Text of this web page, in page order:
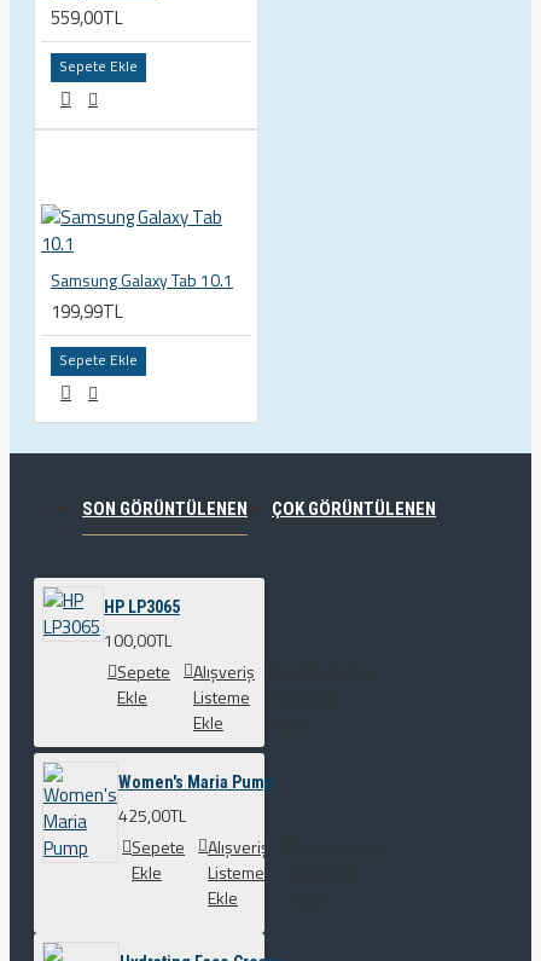
559,00TL
Sepete Ekle
Samsung Galaxy Tab 10.1
199,99TL
Sepete Ekle
SON GÖRÜNTÜLENEN ÇOK GÖRÜNTÜLENEN
HP LP3065
100,00TL
Sepete
Ekle
Alışveriş
Listeme
Ekle
Women's Maria Pump
425,00TL
Sepete
Ekle
Alışveriş
Listeme
Ekle